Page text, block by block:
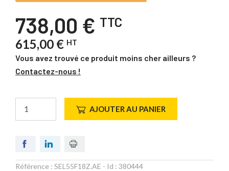
738,00 € TTC
615,00 € HT
Vous avez trouvé ce produit moins cher ailleurs ?
Contactez-nous !
AJOUTER AU PANIER
Référence : SEL55F18Z.AE - Id : 380444